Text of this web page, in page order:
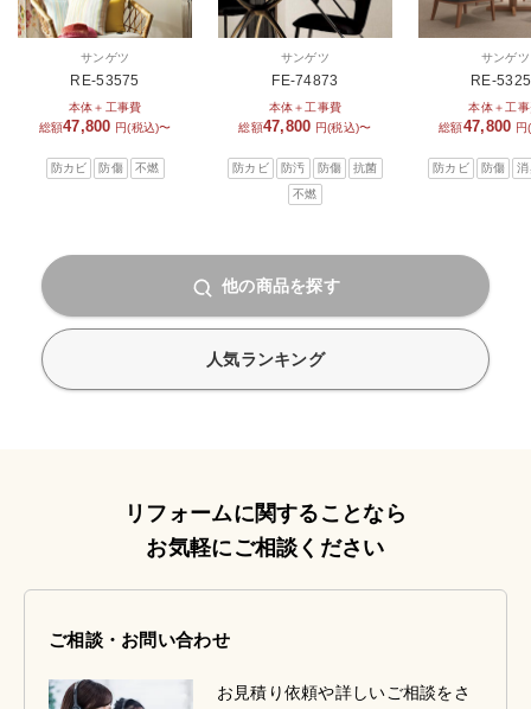
サンゲツ
RE-53575
本体＋工事費
総額47,800 円(税込)〜
防カビ 防傷 不燃
サンゲツ
FE-74873
本体＋工事費
総額47,800 円(税込)〜
防カビ 防汚 防傷
抗菌
不燃
サンゲツ
RE-
本体＋工
総額47,800 円
防カビ 防傷
他の商品を探す
人気ランキング
リフォームに関することなら
お気軽にご相談ください
ご相談・お問い合わせ
お見積り依頼や詳しいご相談をさ